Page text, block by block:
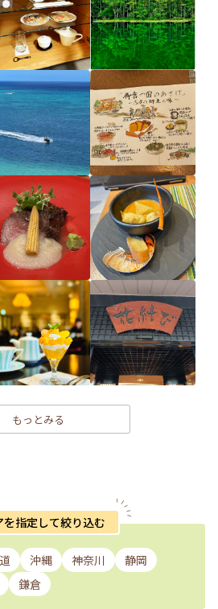
もっとみる
を指定して絞り込む
沖縄 神奈川
静岡
鎌倉